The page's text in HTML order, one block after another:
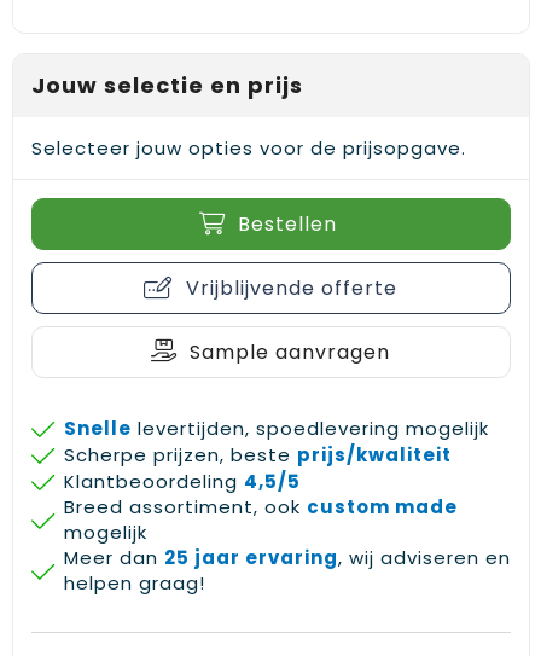
Jouw selectie en prijs
Selecteer jouw opties voor de prijsopgave.
Bestellen
Vrijblijvende offerte
Sample aanvragen
Snelle levertijden, spoedlevering mogelijk
Scherpe prijzen, beste prijs/kwaliteit
Klantbeoordeling 4,5/5
Breed assortiment, ook custom made
mogelijk
Meer dan 25 jaar ervaring, wij adviseren en
helpen graag!